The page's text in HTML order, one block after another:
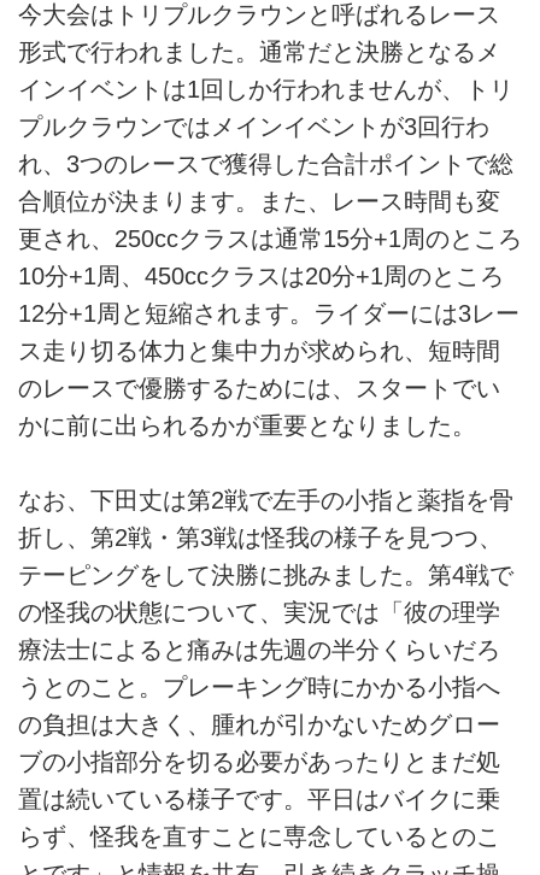
今大会はトリプルクラウンと呼ばれるレース
形式で行われました。通常だと決勝となるメ
インイベントは1回しか行われませんが、トリ
プルクラウンではメインイベントが3回行わ
れ、3つのレースで獲得した合計ポイントで総
合順位が決まります。また、レース時間も変
更され、250ccクラスは通常15分+1周のところ
10分+1周、450ccクラスは20分+1周のところ
12分+1周と短縮されます。ライダーには3レー
ス走り切る体力と集中力が求められ、短時間
のレースで優勝するためには、スタートでい
かに前に出られるかが重要となりました。
なお、下田丈は第2戦で左手の小指と薬指を骨
折し、第2戦・第3戦は怪我の様子を見つつ、
テーピングをして決勝に挑みました。第4戦で
の怪我の状態について、実況では「彼の理学
療法士によると痛みは先週の半分くらいだろ
うとのこと。プレーキング時にかかる小指へ
の負担は大きく、腫れが引かないためグロー
ブの小指部分を切る必要があったりとまだ処
置は続いている様子です。平日はバイクに乗
らず、怪我を直すことに専念しているとのこ